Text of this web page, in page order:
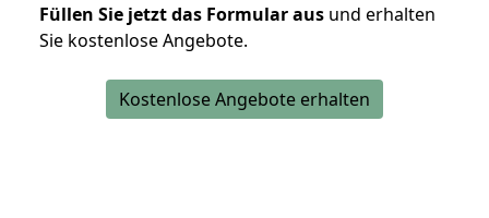
Füllen Sie jetzt das Formular aus und erhalten
Sie kostenlose Angebote.
Kostenlose Angebote erhalten